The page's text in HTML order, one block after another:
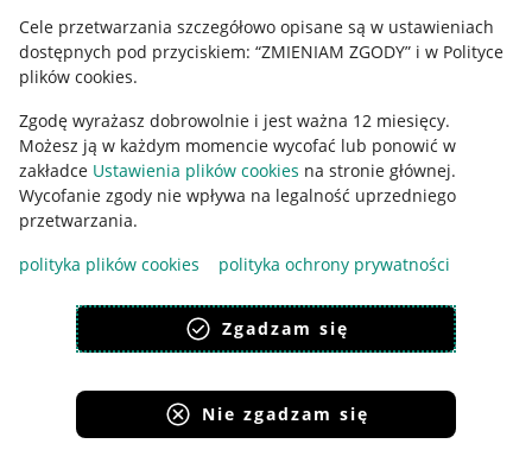
Cele przetwarzania szczegółowo opisane są w ustawieniach
dostępnych pod przyciskiem: “ZMIENIAM ZGODY” i w Polityce
plików cookies.
Zgodę wyrażasz dobrowolnie i jest ważna 12 miesięcy.
Możesz ją w każdym momencie wycofać lub ponowić w
zakładce Ustawienia plików cookies na stronie głównej.
Wycofanie zgody nie wpływa na legalność uprzedniego
przetwarzania.
polityka plików cookies
polityka ochrony prywatności
Zgadzam się
Nie zgadzam się
Udostępnianie lokalizacji
Informacje dla Aktu o Usługach Cyfrowych
Pobierz aplikację
Korzystanie z serwisu oznacza akceptacjęregulaminu